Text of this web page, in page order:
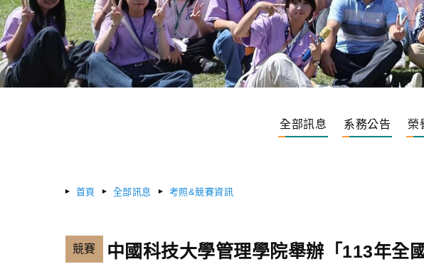
全部訊息 系務公告 榮
首頁 全部訊息 考照&競賽資訊
競賽 中國科技大學管理學院舉辦「113年全